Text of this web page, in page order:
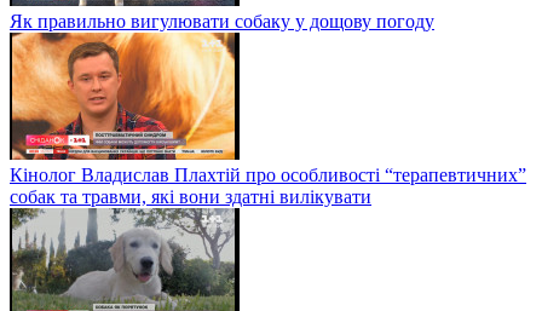
Як правильно вигулювати собаку у дощову погоду
Кінолог Владислав Плахтій про особливості “терапевтичних”
собак та травми, які вони здатні вилікувати